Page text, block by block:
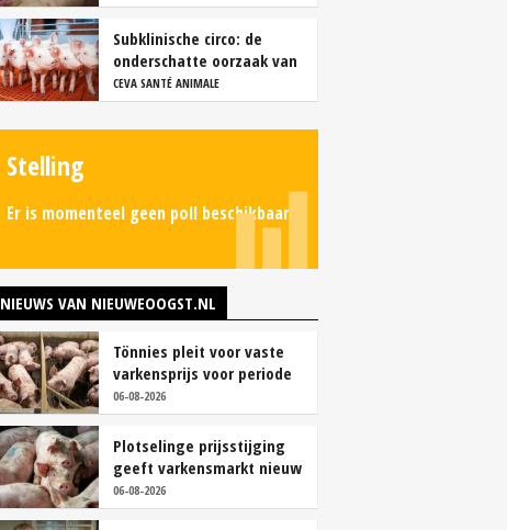
Subklinische circo: de
onderschatte oorzaak van
productieverlies
CEVA SANTÉ ANIMALE
Stelling
Er is momenteel geen poll beschikbaar.
NIEUWS VAN NIEUWEOOGST.NL
Tönnies pleit voor vaste
varkensprijs voor periode
van zes maanden
06-08-2026
Plotselinge prijsstijging
geeft varkensmarkt nieuw
perspectief
06-08-2026